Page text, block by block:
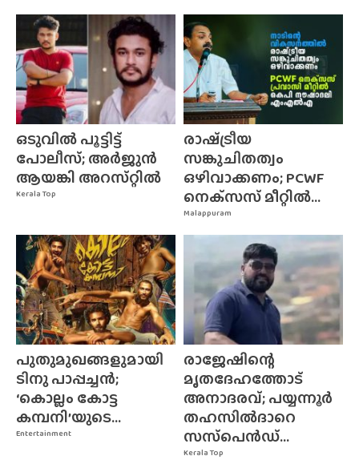
Kerala Top
ഒടുവിൽ പൂട്ടിട്ട്
പോലീസ്; അർജുൻ
ആയങ്കി അറസ്‌റ്റിൽ
Malappuram
രാഷ്‌ട്രീയ
സങ്കുചിതത്വം
ഒഴിവാക്കണം; PCWF
നെക്‌സസ്‌ മീറ്റിൽ...
Entertainment
പുതുമുഖങ്ങളുമായി
ടിനു പാപ്പച്ചൻ;
‘കൊല്ലം കോട്ട
കമ്പനി’യുടെ...
Kerala Top
രാജേഷിന്റെ
മൃതദേഹത്തോട്
അനാദരവ്; പയ്യന്നൂർ
തഹസിൽദാറെ
സസ്‌പെൻഡ്...